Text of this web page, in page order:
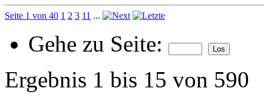
Seite 1 von 40 1 2 3 11 ...
Gehe zu Seite:
Ergebnis 1 bis 15 von 590